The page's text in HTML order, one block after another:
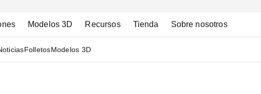
Modelos 3D Recursos Tienda Sobre nosotros
FolletosModelos 3D